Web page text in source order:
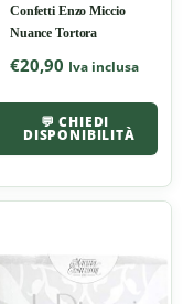
Confetti Enzo Miccio
Nuance Tortora
€20,90 Iva inclusa
💬 CHIEDI
DISPONIBILITÀ